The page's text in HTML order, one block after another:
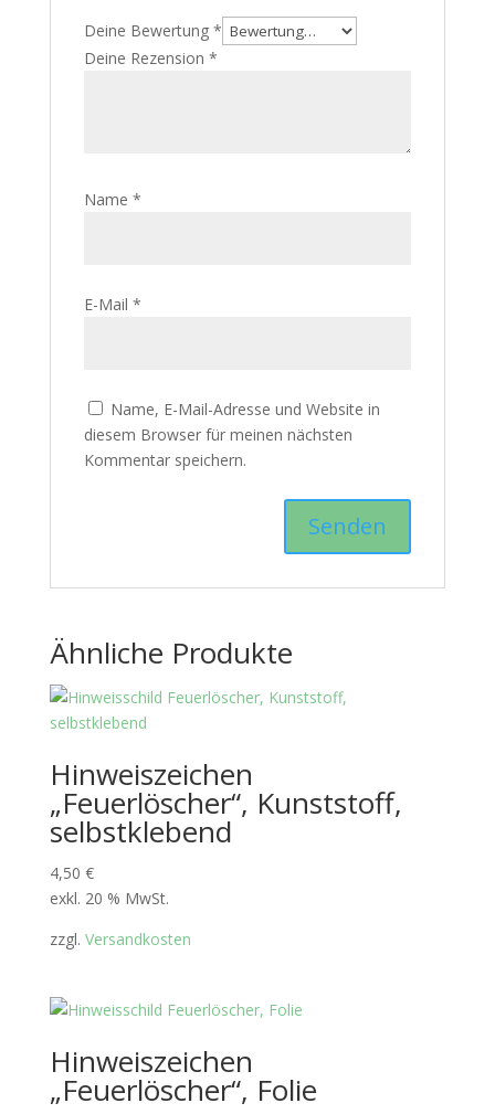
Deine Bewertung *
Deine Rezension *
Name *
E-Mail *
Name, E-Mail-Adresse und Website in
diesem Browser für meinen nächsten
Kommentar speichern.
Ähnliche Produkte
Hinweiszeichen
„Feuerlöscher“, Kunststoff,
selbstklebend
4,50 €
exkl. 20 % MwSt.
zzgl. Versandkosten
Hinweiszeichen
„Feuerlöscher“, Folie